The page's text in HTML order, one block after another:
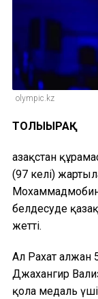
olympic.kz
ТОЛЫҒЫРАҚ
Қазақстан
(97 келі)
белдесуде
жетті.
Ал Рахат Қалжан
Джахангир
қола медаль